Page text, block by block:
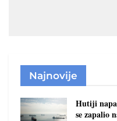
Najnovije
Hutiji
se zapalio